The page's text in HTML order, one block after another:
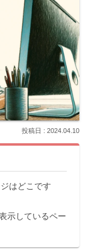
2024.04.10
はどこです
示しているペー